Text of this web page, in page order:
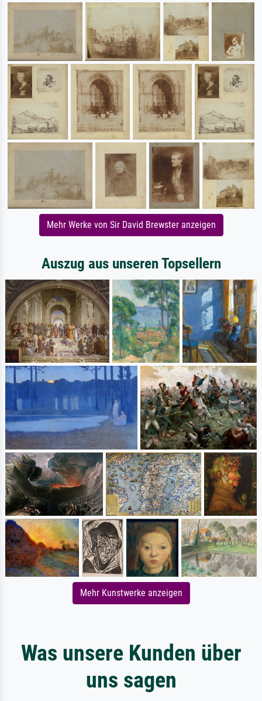
Mehr Werke von Sir David Brewster anzeigen
Auszug aus unseren Topsellern
Mehr Kunstwerke anzeigen
Was unsere Kunden über
uns sagen